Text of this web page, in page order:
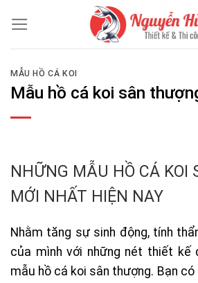
content
MẪU HỒ CÁ KOI
Mẫu hồ cá koi sân
NHỮNG MẪU HỒ CÁ KOI
MỚI NHẤT HIỆN NAY
Nhằm tăng sự sinh động, tính
của mình với những nét thiết kế
mẫu hồ cá koi sân thượng. Bạn